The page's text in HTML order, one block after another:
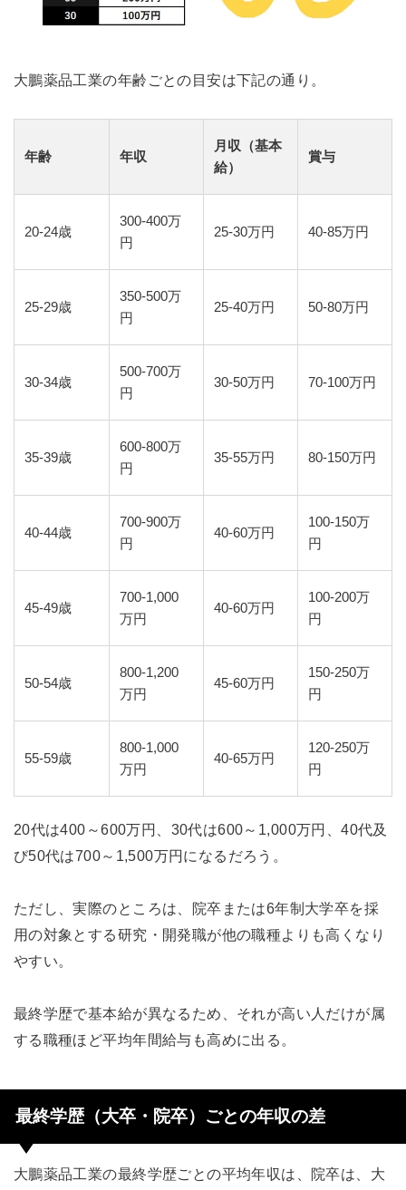
大鵬薬品工業の年齢ごとの目安は下記の通り。
年齢 年収
月収（基本
給）
賞与
20-24歳
300-400万
円
25-30万円 40-85万円
25-29歳
350-500万
円
25-40万円 50-80万円
30-34歳
500-700万
円
30-50万円 70-100万円
35-39歳
600-800万
円
35-55万円 80-150万円
40-44歳
700-900万
円
40-60万円
100-150万
円
45-49歳
700-1,000
万円
40-60万円
100-200万
円
50-54歳
800-1,200
万円
45-60万円
150-250万
円
55-59歳
800-1,000
万円
40-65万円
120-250万
円
20代は400～600万円、30代は600～1,000万円、40代及
び50代は700～1,500万円になるだろう。
ただし、実際のところは、院卒または6年制大学卒を採
用の対象とする研究・開発職が他の職種よりも高くなり
やすい。
最終学歴で基本給が異なるため、それが高い人だけが属
する職種ほど平均年間給与も高めに出る。
最終学歴（大卒・院卒）ごとの年収の差
大鵬薬品工業の最終学歴ごとの平均年収は、院卒は、大